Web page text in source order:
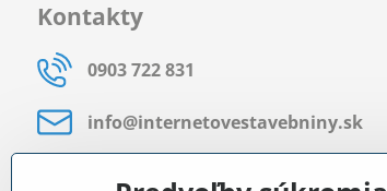
Kontakty
0903 722 831
info​@internetovestavebniny​.sk